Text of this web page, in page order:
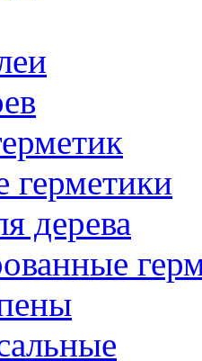
герметики
дерева